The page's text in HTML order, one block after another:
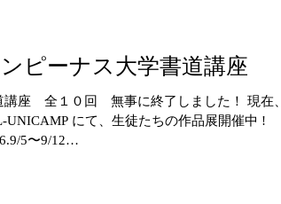
ピーナス大学書道講座
講座 全１０回 無事に終了しました！ 現在、
UNICAMP にて、生徒たちの作品展開催中 !
5〜9/12